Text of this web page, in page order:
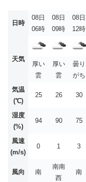
日時
08日
06時
08日
09時
08日
12時
天気
厚い
雲
厚い
雲
曇り
がち
気温
(℃)
25 26 30
湿度
(%)
94 90 75
風速
(m/s)
0 1 3
風向 南
南南
西
南